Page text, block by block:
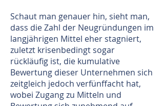
Schaut man genauer hin, sieht man,
dass die Zahl der Neugründungen im
langjährigen Mittel eher stagniert,
zuletzt krisenbedingt sogar
rückläufig ist, die kumulative
Bewertung dieser Unternehmen sich
zeitgleich jedoch verfünffacht hat,
wobei Zugang zu Mitteln und